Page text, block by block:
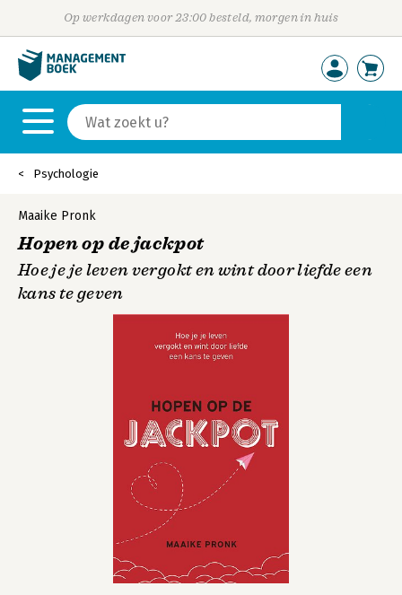
Op werkdagen voor 23:00 besteld, morgen in huis
Psychologie
Maaike Pronk
Hopen op de jackpot
Hoe je je leven vergokt en wint door liefde een
kans te geven